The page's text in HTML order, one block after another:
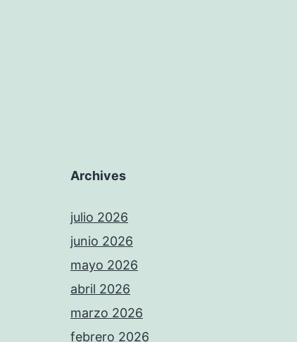
Archives
julio 2026
junio 2026
mayo 2026
abril 2026
marzo 2026
febrero 2026